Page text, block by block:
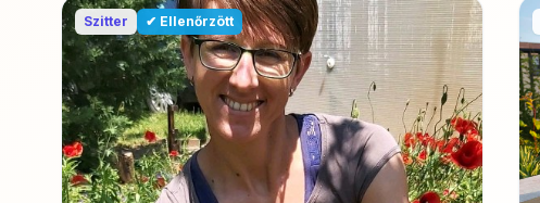
Szitter ✔ Ellenőrzött